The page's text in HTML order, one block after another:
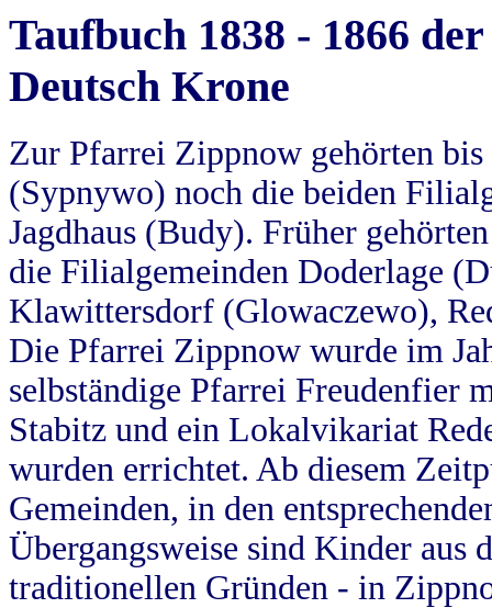
Taufbuch 1838 - 1866
Deutsch Krone
Zur Pfarrei Zippnow gehörten
(Sypnywo) noch die beiden
Jagdhaus (Budy). Früher
die Filialgemeinden Doderlage
Klawittersdorf (Glowaczewo),
Die Pfarrei Zippnow wurde im
selbständige Pfarrei Freudenfier
Stabitz und ein Lokalvikariat
wurden errichtet. Ab diesem
Gemeinden, in den
Übergangsweise sind Kinder aus
traditionellen Gründen - in